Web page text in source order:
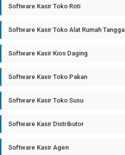
Software Kasir Toko Roti
Software Kasir Toko Alat Rumah Tangga
Software Kasir Kios Daging
Software Kasir Toko Pakan
Software Kasir Toko Susu
Software Kasir Distributor
Software Kasir Agen